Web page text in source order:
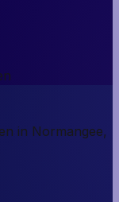
in Normangee,